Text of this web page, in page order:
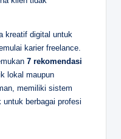
kreatif digital untuk
karier freelance.
7 rekomendasi
lokal maupun
memiliki sistem
berbagai profesi